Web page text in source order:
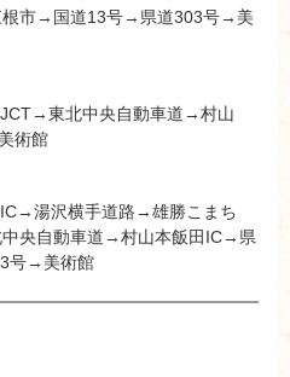
市→国道13号→県道303号→美
東北中央自動車道→村山
術館
湯沢横手道路→雄勝こまち
央自動車道→村山本飯田IC→県
号→美術館